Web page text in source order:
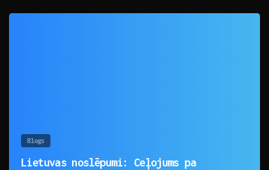
Blogs
Lietuvas noslēpumi: Ceļojums pa